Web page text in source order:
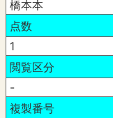
橋本本
点数
1
閲覧区分
-
複製番号